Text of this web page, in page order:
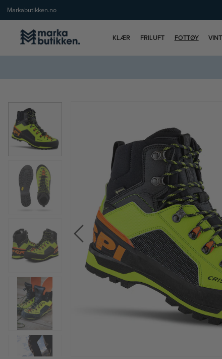
Markabutikken.no
KLÆR FRILUFT FOTTØY